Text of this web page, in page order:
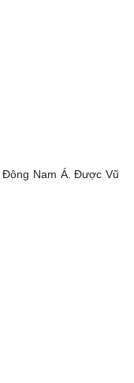
Nam Á. Được Vũ